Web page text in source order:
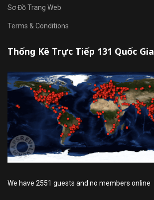
Sơ Đồ Trang Web
Terms & Conditions
Thống Kê Trực Tiếp 131 Quốc Gia
We have 2551 guests and no members online